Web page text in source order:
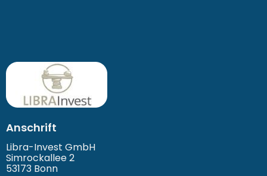
Anschrift
Libra-Invest GmbH
Simrockallee 2
53173 Bonn